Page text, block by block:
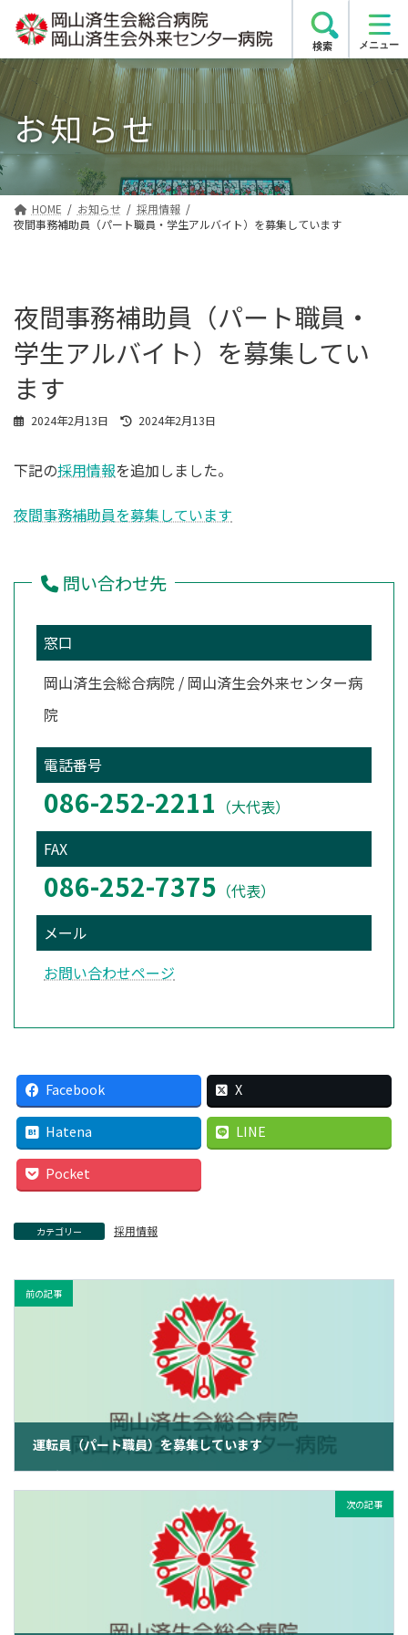
テ
ン
ツ
へ
キ
ッ
ゲ
ー
シ
ョ
に
移
お知らせ
HOME お知らせ
採用情報
夜間事務補助員（パート職員・学生アルバイト）を募集しています
夜間事務補助員（パート職員・
学生アルバイト）を募集してい
ます
2024年2月13日
最
新
:
2024年2月13日
下記の採用情報を追加しました。
夜間事務補助員を募集しています
問い合わせ先
窓口
岡山済生会総合病院 / 岡山済生会外来センター病
院
電話番号
086-252-2211 （大代表）
FAX
086-252-7375 （代表）
メール
お問い合わせページ
Facebook X
Hatena LINE
Pocket
カテゴリー 採用情報
前の記事
運転員（パート職員）を募集しています
2024年2月13日
次の記事
検索